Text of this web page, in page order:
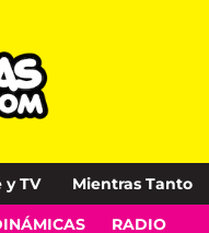
y TV Mientras Tanto
RADIO